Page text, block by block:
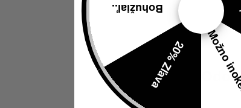
20% Zľava
Bohužiaľ..